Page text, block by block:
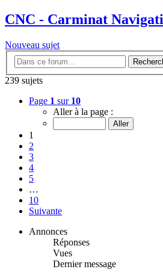
CNC - Carminat
Nouveau sujet
239 sujets
Page 1 sur 10
Aller à la page :
1
2
3
4
5
…
10
Suivante
Annonces
Réponses
Vues
Dernier message